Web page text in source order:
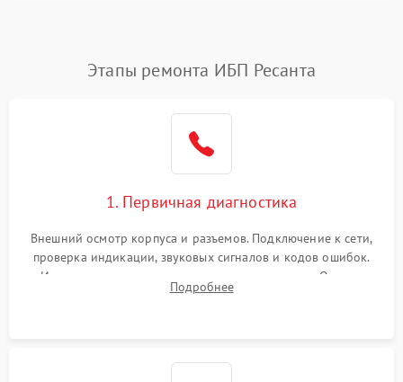
Этапы ремонта ИБП Ресанта
1. Первичная диагностика
Внешний осмотр корпуса и разъемов. Подключение к сети,
проверка индикации, звуковых сигналов и кодов ошибок.
Измерение входного и выходного напряжения. Оценка
реакции ИБП на отключение основного питания без
Подробнее